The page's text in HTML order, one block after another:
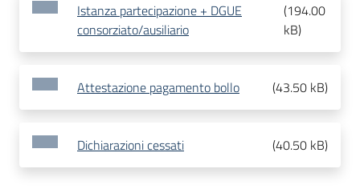
Istanza partecipazione + DGUE
consorziato/ausiliario
(194.00
kB)
Attestazione pagamento bollo (43.50 kB)
Dichiarazioni cessati (40.50 kB)